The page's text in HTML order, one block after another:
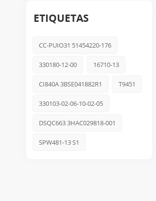
ETIQUETAS
CC-PUIO31 51454220-176
330180-12-00 16710-13
CI840A 3BSE041882R1 T9451
330103-02-06-10-02-05
DSQC663 3HAC029818-001
SPW481-13 S1